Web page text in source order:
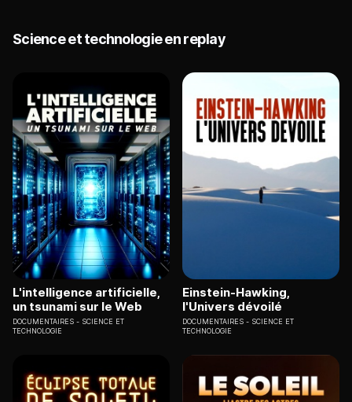
Science et technologie en replay
L'intelligence artificielle,
un tsunami sur le Web
DOCUMENTAIRES
SCIENCE ET
TECHNOLOGIE
Einstein-Hawking,
l'Univers dévoilé
DOCUMENTAIRES
SCIENCE ET
TECHNOLOGIE